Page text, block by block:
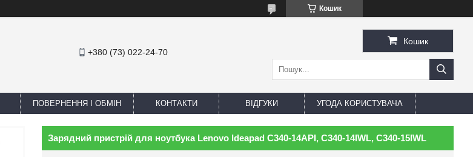
Кошик
+380 (73) 022-24-70
Кошик
ПОВЕРНЕННЯ І ОБМІН КОНТАКТИ ВІДГУКИ УГОДА КОРИСТУВАЧА
Зарядний пристрій для ноутбука Lenovo Ideapad C340-14API, C340-14IWL, C340-15IWL